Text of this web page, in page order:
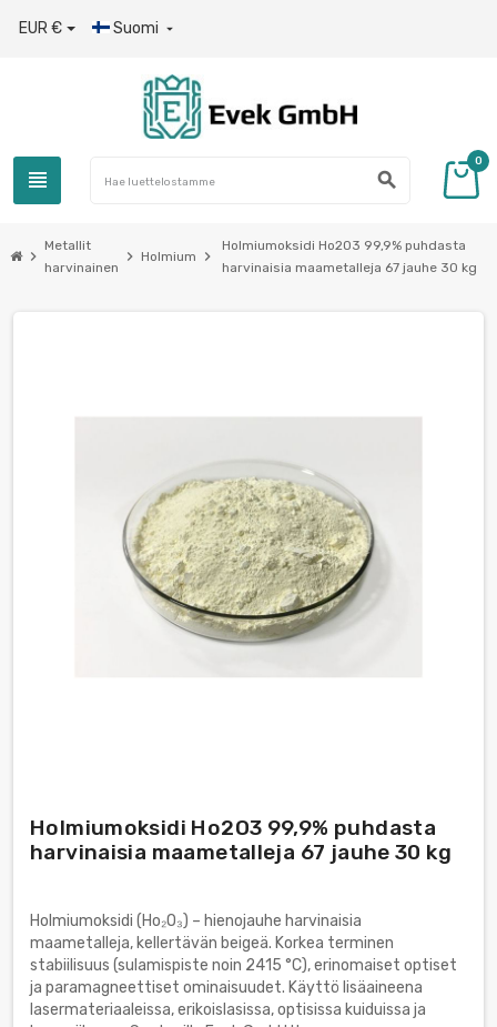
EUR € Suomi 
view_headline search
0
chevron_right
Metallit
harvinainen
chevron_right Holmium chevron_right
Holmiumoksidi Ho2O3 99,9% puhdasta
harvinaisia maametalleja 67 jauhe 30 kg
Holmiumoksidi Ho2O3 99,9% puhdasta
harvinaisia maametalleja 67 jauhe 30 kg
Holmiumoksidi (Ho₂O₃) – hienojauhe harvinaisia
maametalleja, kellertävän beigeä. Korkea terminen
stabiilisuus (sulamispiste noin 2415 °C), erinomaiset optiset
ja paramagneettiset ominaisuudet. Käyttö lisäaineena
lasermateriaaleissa, erikoislasissa, optisissa kuiduissa ja